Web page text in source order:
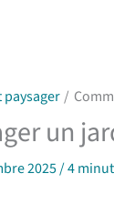
un
2025/4